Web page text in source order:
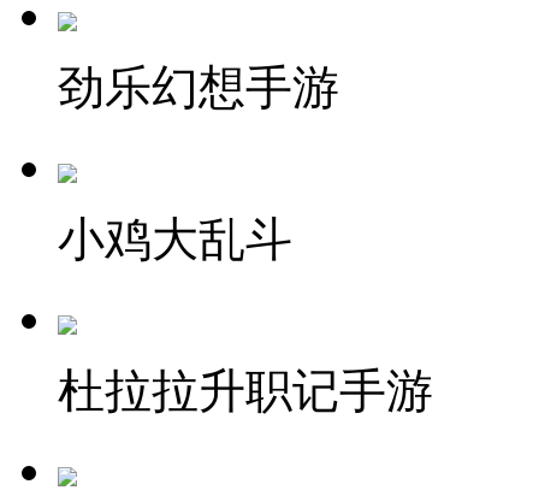
劲乐幻想手游
小鸡大乱斗
杜拉拉升职记手游